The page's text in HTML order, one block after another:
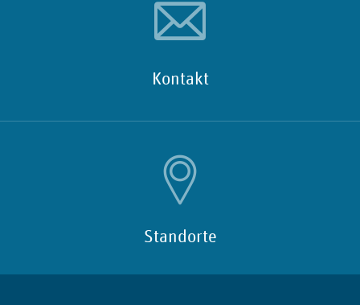
Kontakt
Standorte